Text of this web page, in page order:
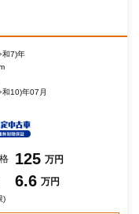
和7)年
10)年07月
125 万円
6.6 万円
)